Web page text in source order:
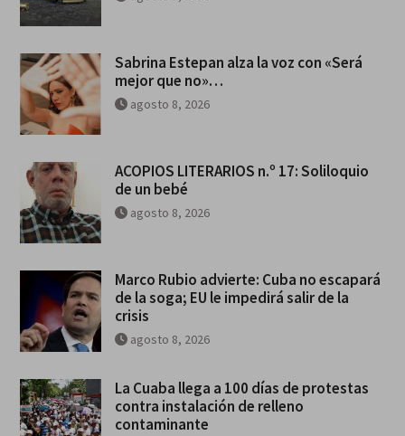
Sabrina Estepan alza la voz con «Será
mejor que no»…
agosto 8, 2026
ACOPIOS LITERARIOS n.º 17: Soliloquio
de un bebé
agosto 8, 2026
Marco Rubio advierte: Cuba no escapará
de la soga; EU le impedirá salir de la
crisis
agosto 8, 2026
La Cuaba llega a 100 días de protestas
contra instalación de relleno
contaminante